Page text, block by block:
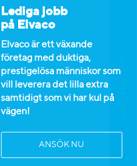
Lediga tjänster
Lediga jobb
på Elvaco
Elvaco är ett växande
företag med duktiga,
prestigelösa människor som
vill leverera det lilla extra
samtidigt som vi har kul på
vägen!
ANSÖK NU